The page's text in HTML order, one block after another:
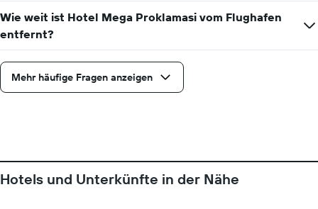
die
die
Wochentage
anzeigt.
Diagramm
hat
den
durchschnittlichen
Wie weit ist Hotel Mega Proklamasi vom Flughafen
entfernt?
Mehr häufige Fragen anzeigen
Hotels und Unterkünfte in der Nähe